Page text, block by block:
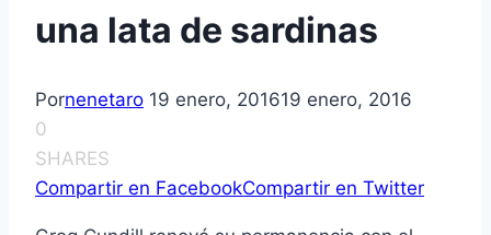
una lata de sardinas
Pornenetaro 19 enero, 201619 enero, 2016
0
SHARES
Compartir en FacebookCompartir en Twitter